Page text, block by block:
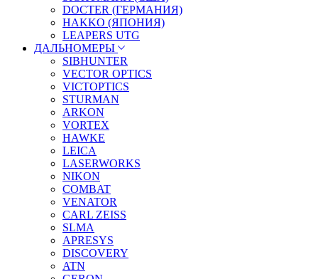
DOCTER (ГЕРМАНИЯ)
HAKKO (ЯПОНИЯ)
LEAPERS UTG
ДАЛЬНОМЕРЫ
SIBHUNTER
VECTOR OPTICS
VICTOPTICS
STURMAN
ARKON
VORTEX
HAWKE
LEICA
LASERWORKS
NIKON
COMBAT
VENATOR
CARL ZEISS
SLMA
APRESYS
DISCOVERY
ATN